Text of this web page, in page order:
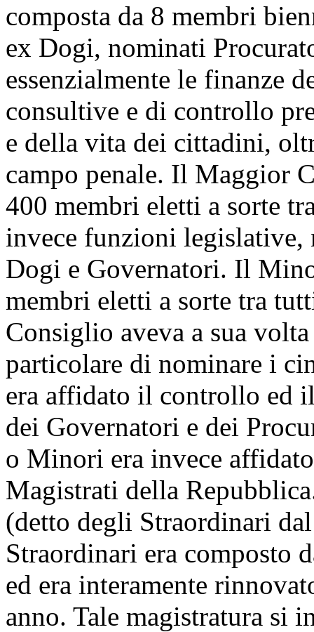
composta da 8 membri
ex Dogi, nominati
essenzialmente le finanze
consultive e di controllo
e della vita dei cittadini,
campo penale. Il Maggior
400 membri eletti a sorte
invece funzioni
Dogi e Governatori. Il
membri eletti a sorte tra
Consiglio aveva a sua
particolare di nominare i
era affidato il controllo ed
dei Governatori e dei
o Minori era invece
Magistrati della
(detto degli Straordinari
Straordinari era composto
ed era interamente
anno. Tale magistratura si